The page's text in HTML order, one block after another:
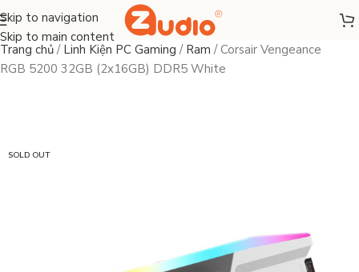
Skip to navigation
Skip to main content
Trang chủ / Linh Kiện PC Gaming / Ram /Corsair Vengeance
RGB 5200 32GB (2x16GB) DDR5 White
SOLD OUT